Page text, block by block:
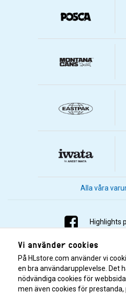
Alla våra
Highlights
Highlights
Highlights
Highlights
Vi använder cookies
På HLstore.com använder vi
en bra användarupplevelse. Det
nödvändiga cookies för
men även cookies för prestanda,